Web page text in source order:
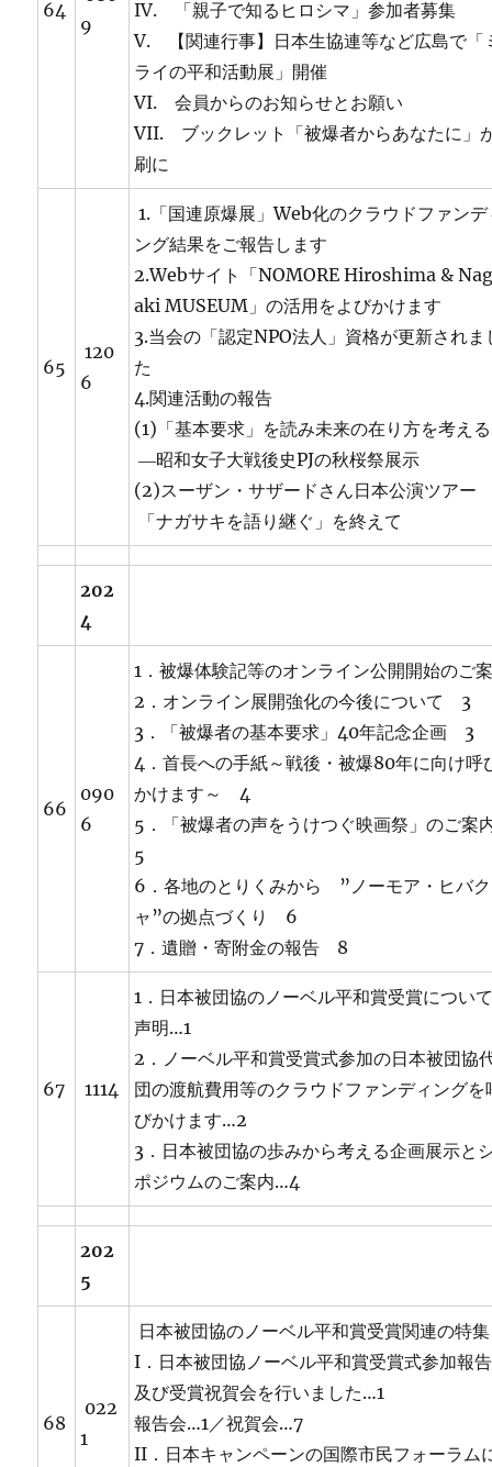
64
9
IV. 「親子で知るヒロシマ」参加者募集
V. 【関連行事】日本生協連等など広島で「
ライの平和活動展」開催
VI. 会員からのお知らせとお願い
VII. ブックレット「被爆者からあなたに」
刷に
65
120
6
1.「国連原爆展」Web化のクラウドファンデ
ング結果をご報告します
2.Webサイト「NOMORE Hiroshima &
aki MUSEUM」の活用をよびかけます
3.当会の「認定NPO法人」資格が更新されま
た
4.関連活動の報告
(1)「基本要求」を読み未来の在り方を考え
―昭和女子大戦後史PJの秋桜祭展示
(2)スーザン・サザードさん日本公演ツア
「ナガサキを語り継ぐ」を終えて
202
4
66
090
6
1．被爆体験記等のオンライン公開開始のご
2．オンライン展開強化の今後について 3
3．「被爆者の基本要求」40年記念企画 3
4．首長への手紙～戦後・被爆80年に向け呼
かけます～ 4
5．「被爆者の声をうけつぐ映画祭」のご
5
6．各地のとりくみから ”ノーモア・ヒバ
ャ”の拠点づくり 6
7．遺贈・寄附金の報告 8
67 1114
1．日本被団協のノーベル平和賞受賞につい
声明…1
2．ノーベル平和賞受賞式参加の日本被団協
団の渡航費用等のクラウドファンディングを
びかけます…2
3．日本被団協の歩みから考える企画展示と
ポジウムのご案内…4
202
5
68
022
1
日本被団協のノーベル平和賞受賞関連の特集
I．日本被団協ノーベル平和賞受賞式参加報
及び受賞祝賀会を行いました…1
報告会…1／祝賀会…7
II．日本キャンペーンの国際市民フォーラム